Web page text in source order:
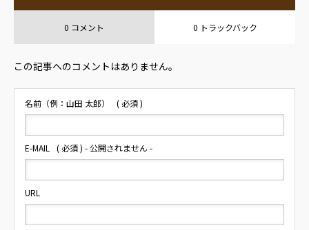
0 コメント 0 トラックバック
この記事へのコメントはありません。
名前（例：山田 太郎） ( 必須 )
E-MAIL ( 必須 ) - 公開されません -
URL